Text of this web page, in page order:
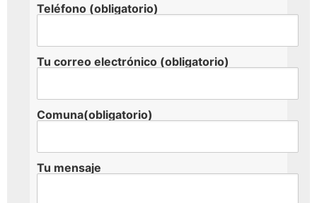
Teléfono (obligatorio)
Tu correo electrónico (obligatorio)
Comuna(obligatorio)
Tu mensaje